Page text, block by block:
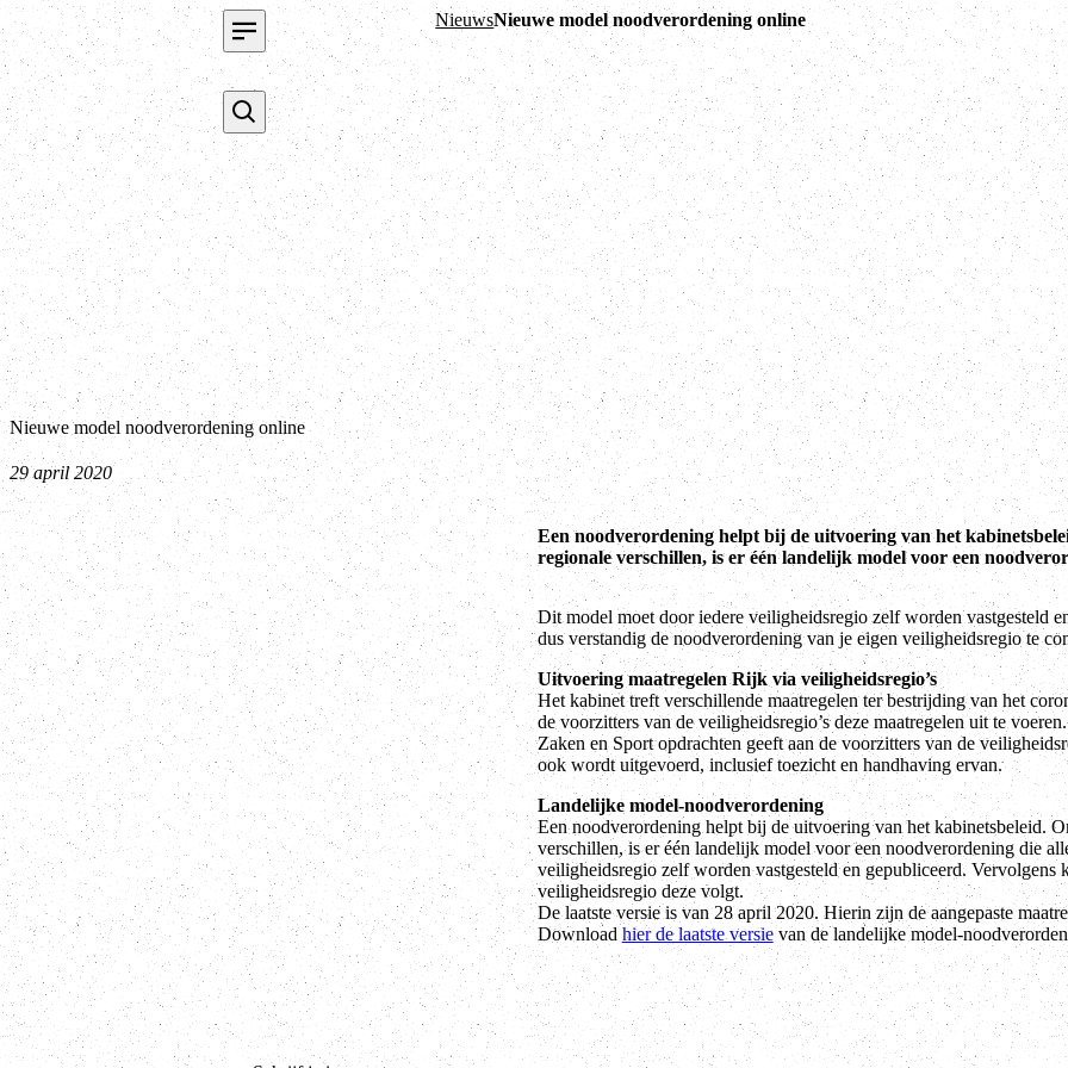
NieuwsNieuwe model noodverordening online
Nieuwe model noodverordening online
29 april 2020
Een noodverordening helpt bij de uitvoering van het
regionale verschillen, is er één landelijk model voor een
Dit model moet door iedere veiligheidsregio zelf worden vastgesteld
dus verstandig de noodverordening van je eigen veiligheidsregio te
Uitvoering maatregelen Rijk via veiligheidsregio’s
Het kabinet treft verschillende maatregelen ter bestrijding van het
de voorzitters van de veiligheidsregio’s deze maatregelen uit te
Zaken en Sport opdrachten geeft aan de voorzitters van de
ook wordt uitgevoerd, inclusief toezicht en handhaving ervan.
Landelijke model-noodverordening
Een noodverordening helpt bij de uitvoering van het kabinetsbeleid.
verschillen, is er één landelijk model voor een noodverordening die
veiligheidsregio zelf worden vastgesteld en gepubliceerd.
veiligheidsregio deze volgt.
De laatste versie is van 28 april 2020. Hierin zijn de aangepaste
Download hier de laatste versievan de landelijke model-